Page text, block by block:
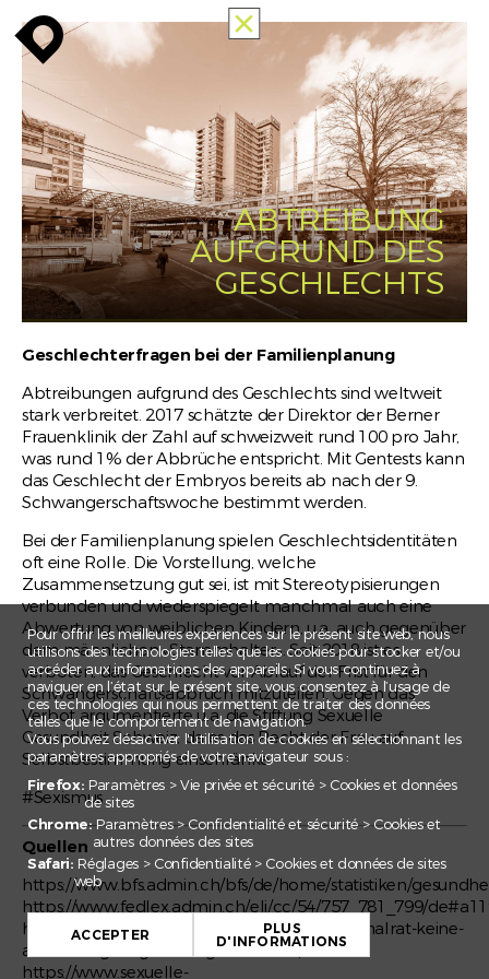
enroute enroute
TOUTES
MEMORIES
enroute INFO
+
−
Leaflet
close
ABTREIBUNG
AUFGRUND DES
GESCHLECHTS
Geschlechterfragen bei der Familienplanung
Abtreibungen aufgrund des Geschlechts sind weltweit
stark verbreitet. 2017 schätzte der Direktor der Berner
Frauenklinik der Zahl auf schweizweit rund 100 pro Jahr,
was rund 1% der Abbrüche entspricht. Mit Gentests kann
das Geschlecht der Embryos bereits ab nach der 9.
Schwangerschaftswoche bestimmt werden.
Bei der Familienplanung spielen Geschlechtsidentitäten
oft eine Rolle. Die Vorstellung, welche
Zusammensetzung gut sei, ist mit Stereotypisierungen
verbunden und wiederspiegelt manchmal auch eine
Abwertung von weiblichen Kindern, u.a. auch gegenüber
dem männlichen «Stammhalter». Seit 2018 ist es
verboten, das Geschlecht vor Ablauf der Frist für den
Schwangerschaftsabbruch mitzuteilen. Gegen das
Verbot argumentierte u.a. die Stiftung Sexuelle
Gesundheit Schweiz, da es das Recht der Frau auf
Selbstbestimmung einschränke.
#Sexismus
Quellen
https://www.bfs.admin.ch/bfs/de/home/statistiken/
https://www.fedlex.admin.ch/eli/cc/54/757_781_799/
https://www.human-life.ch/2018/03/14/nationalrat-keine-
abtreibung-wegen-des-geschlechts/
https://www.sexuelle-
Pour offrir les meilleures expériences sur le présent site web, nous
utilisons des technologies telles que les cookies pour stocker et/ou
accéder aux informations des appareils. Si vous continuez à
naviguer en l’état sur le présent site, vous consentez à l’usage de
ces technologies qui nous permettent de traiter des données
telles que le comportement de navigation.
Vous pouvez désactiver l'utilisation de cookies en sélectionnant les
paramètres appropriés de votre navigateur sous :
Firefox: Paramètres > Vie privée et sécurité > Cookies et données
de sites
Chrome:Paramètres > Confidentialité et sécurité > Cookies et
autres données des sites
Safari: Réglages > Confidentialité > Cookies et données de sites
web
ACCEPTER PLUS
D'INFORMATIONS